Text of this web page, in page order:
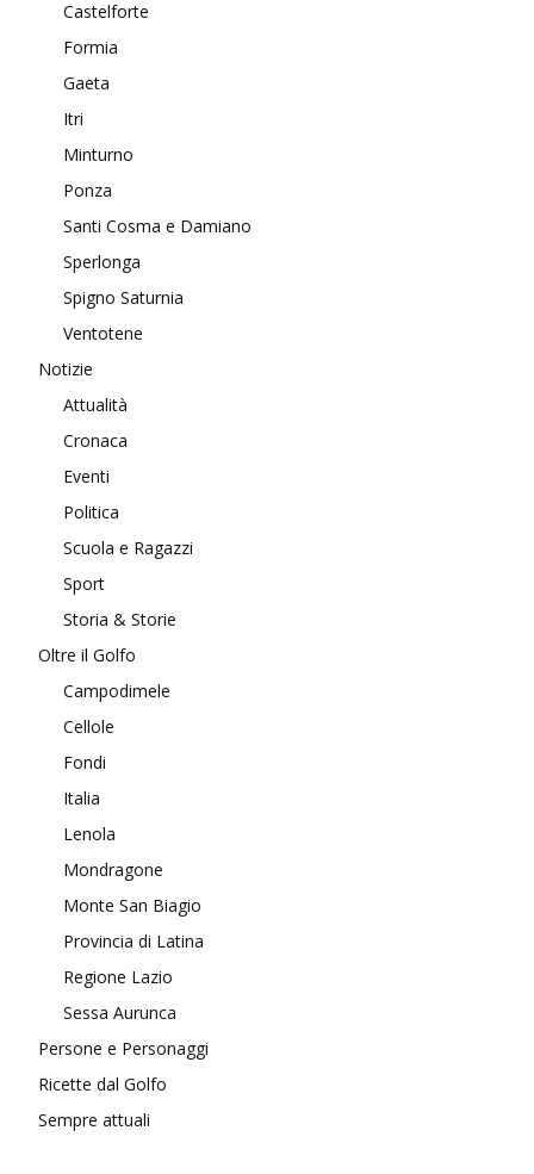
Castelforte
Formia
Gaeta
Itri
Minturno
Ponza
Santi Cosma e Damiano
Sperlonga
Spigno Saturnia
Ventotene
Notizie
Attualità
Cronaca
Eventi
Politica
Scuola e Ragazzi
Sport
Storia & Storie
Oltre il Golfo
Campodimele
Cellole
Fondi
Italia
Lenola
Mondragone
Monte San Biagio
Provincia di Latina
Regione Lazio
Sessa Aurunca
Persone e Personaggi
Ricette dal Golfo
Sempre attuali